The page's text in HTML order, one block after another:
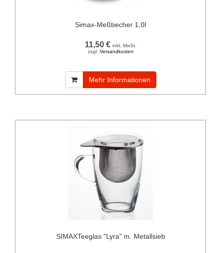
Simax-Meßbecher 1,0l
11,50 € inkl. MwSt.
zzgl. Versandkosten
Mehr Informationen
SIMAXTeeglas "Lyra" m. Metallsieb